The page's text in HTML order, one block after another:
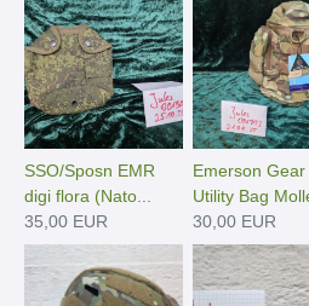
SSO/Sposn EMR
digi flora (Nato...
35,00 EUR
Emerson Gear
Utility Bag
30,00 EUR